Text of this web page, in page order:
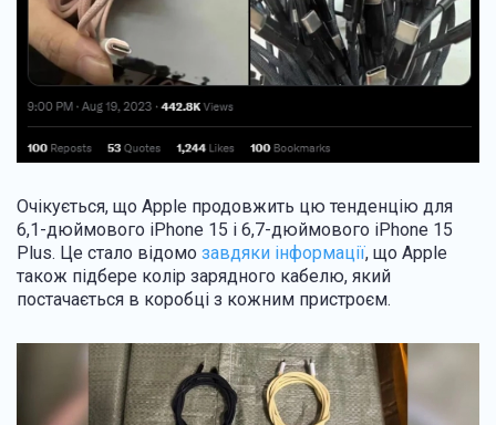
Очікується, що Apple продовжить цю тенденцію для
6,1-дюймового iPhone 15 і 6,7-дюймового iPhone 15
Plus. Це стало відомо завдяки інформації, що Apple
також підбере колір зарядного кабелю, який
постачається в коробці з кожним пристроєм.